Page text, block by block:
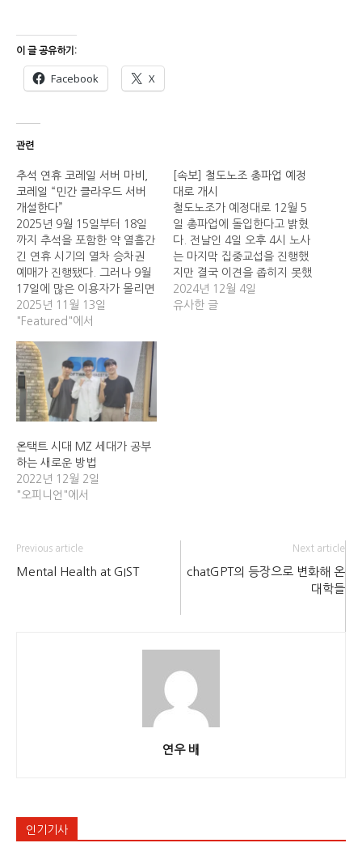
이 글 공유하기:
Facebook X
관련
추석 연휴 코레일 서버 마비,
코레일 “민간 클라우드 서버
개설한다”
2025년 9월 15일부터 18일
까지 추석을 포함한 약 열흘간
긴 연휴 시기의 열차 승차권
예매가 진행됐다. 그러나 9월
17일에 많은 이용자가 몰리면
서 코레일 서버가 마비됐다.
코레일 측은 이에 대한 대책으
검토하고 있다. 마비된 코레
일 서버와 그 피해 지난 10월
3일부터 12일까지 있었던 일
명 ‘황금연휴’ 시기에…
2025년 11월 13일
"Featured"에서
[속보] 철도노조 총파업 예정
대로 개시
철도노조가 예정대로 12월 5
일 총파업에 돌입한다고 밝혔
다. 전날인 4일 오후 4시 노사
는 마지막 집중교섭을 진행했
지만 결국 이견을 좁히지 못했
다. 철도노조의 주요 요구사항
은 기본급 인상과 임금체불 해
2024년 12월 4일
유사한 글
온택트 시대 MZ 세대가 공부
하는 새로운 방법
2022년 12월 2일
"오피니언"에서
Previous article
Mental Health at GIST
Next article
chatGPT의 등장으로 변화해 온
대학들
연우 배
인기기사